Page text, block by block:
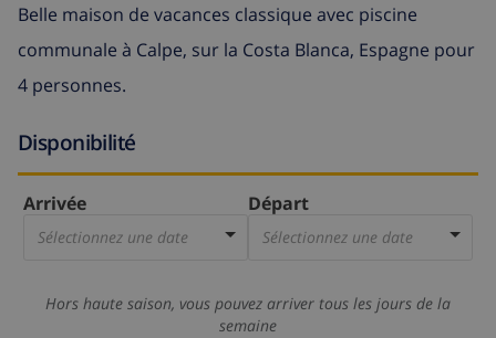
Belle maison de vacances classique avec piscine
communale à Calpe, sur la Costa Blanca, Espagne pour
4 personnes.
Disponibilité
Arrivée
Sélectionnez une date
Départ
Sélectionnez une date
Hors haute saison, vous pouvez arriver tous les jours de la
semaine